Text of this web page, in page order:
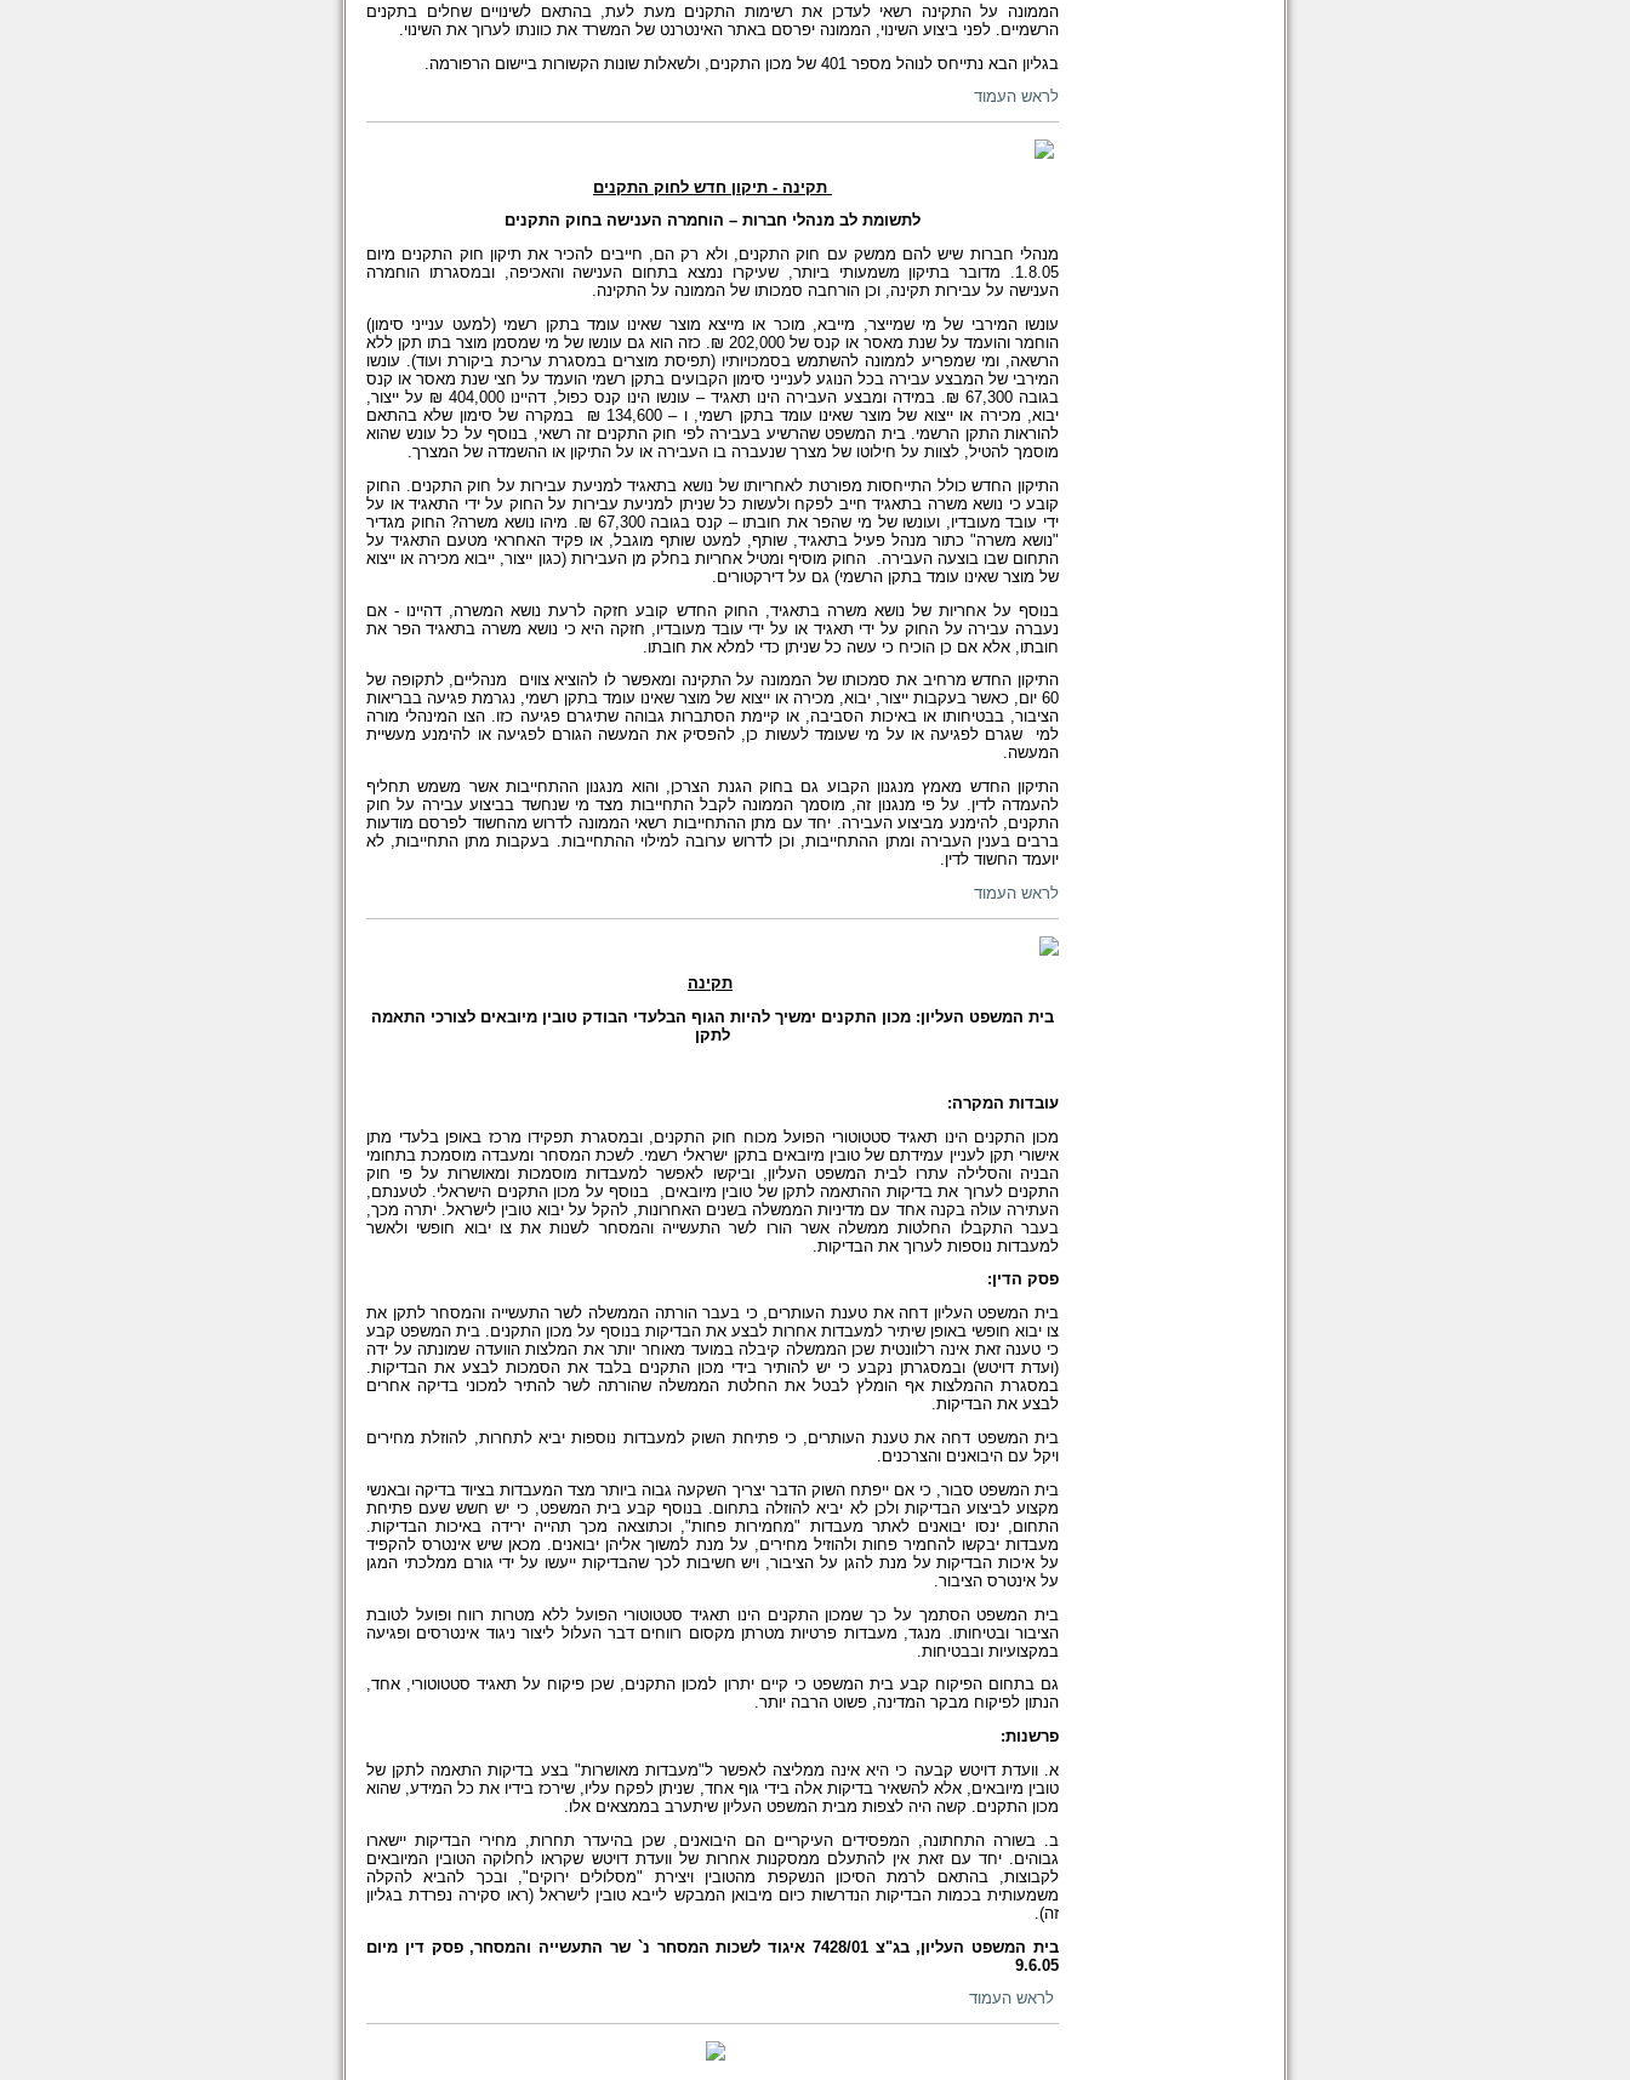
הממונה על התקינה רשאי לעדכן את רשימות התקנים מעת לעת, בהתאם לשינויים שחלים בתקנים
הרשמיים. לפני ביצוע השינוי, הממונה יפרסם באתר האינטרנט של המשרד את כוונתו לערוך את השינוי.
בגליון הבא נתייחס לנוהל מספר 401 של מכון התקנים, ולשאלות שונות הקשורות ביישום הרפורמה.
לראש העמוד
תקינה - תיקון חדש לחוק התקנים
לתשומת לב מנהלי חברות – הוחמרה הענישה בחוק התקנים
מנהלי חברות שיש להם ממשק עם חוק התקנים, ולא רק הם, חייבים להכיר את תיקון חוק התקנים מיום
1.8.05. מדובר בתיקון משמעותי ביותר, שעיקרו נמצא בתחום הענישה והאכיפה, ובמסגרתו הוחמרה
הענישה על עבירות תקינה, וכן הורחבה סמכותו של הממונה על התקינה.
עונשו המירבי של מי שמייצר, מייבא, מוכר או מייצא מוצר שאינו עומד בתקן רשמי (למעט ענייני סימון)
הוחמר והועמד על שנת מאסר או קנס של 202,000 ₪. כזה הוא גם עונשו של מי שמסמן מוצר בתו תקן ללא
הרשאה, ומי שמפריע לממונה להשתמש בסמכויותיו (תפיסת מוצרים במסגרת עריכת ביקורת ועוד). עונשו
המירבי של המבצע עבירה בכל הנוגע לענייני סימון הקבועים בתקן רשמי הועמד על חצי שנת מאסר או קנס
בגובה 67,300 ₪. במידה ומבצע העבירה הינו תאגיד – עונשו הינו קנס כפול, דהיינו 404,000 ₪ על ייצור,
יבוא, מכירה או ייצוא של מוצר שאינו עומד בתקן רשמי, ו – 134,600 ₪ במקרה של סימון שלא בהתאם
להוראות התקן הרשמי. בית המשפט שהרשיע בעבירה לפי חוק התקנים זה רשאי, בנוסף על כל עונש שהוא
מוסמך להטיל, לצוות על חילוטו של מצרך שנעברה בו העבירה או על התיקון או ההשמדה של המצרך.
התיקון החדש כולל התייחסות מפורטת לאחריותו של נושא בתאגיד למניעת עבירות על חוק התקנים. החוק
קובע כי נושא משרה בתאגיד חייב לפקח ולעשות כל שניתן למניעת עבירות על החוק על ידי התאגיד או על
ידי עובד מעובדיו, ועונשו של מי שהפר את חובתו – קנס בגובה 67,300 ₪. מיהו נושא משרה? החוק מגדיר
"נושא משרה" כתור מנהל פעיל בתאגיד, שותף, למעט שותף מוגבל, או פקיד האחראי מטעם התאגיד על
התחום שבו בוצעה העבירה. החוק מוסיף ומטיל אחריות בחלק מן העבירות (כגון ייצור, ייבוא מכירה או ייצוא
של מוצר שאינו עומד בתקן הרשמי) גם על דירקטורים.
בנוסף על אחריות של נושא משרה בתאגיד, החוק החדש קובע חזקה לרעת נושא המשרה, דהיינו - אם
נעברה עבירה על החוק על ידי תאגיד או על ידי עובד מעובדיו, חזקה היא כי נושא משרה בתאגיד הפר את
חובתו, אלא אם כן הוכיח כי עשה כל שניתן כדי למלא את חובתו.
התיקון החדש מרחיב את סמכותו של הממונה על התקינה ומאפשר לו להוציא צווים מנהליים, לתקופה של
60 יום, כאשר בעקבות ייצור, יבוא, מכירה או ייצוא של מוצר שאינו עומד בתקן רשמי, נגרמת פגיעה בבריאות
הציבור, בבטיחותו או באיכות הסביבה, או קיימת הסתברות גבוהה שתיגרם פגיעה כזו. הצו המינהלי מורה
למי שגרם לפגיעה או על מי שעומד לעשות כן, להפסיק את המעשה הגורם לפגיעה או להימנע מעשיית
המעשה.
התיקון החדש מאמץ מנגנון הקבוע גם בחוק הגנת הצרכן, והוא מנגנון ההתחייבות אשר משמש תחליף
להעמדה לדין. על פי מנגנון זה, מוסמך הממונה לקבל התחייבות מצד מי שנחשד בביצוע עבירה על חוק
התקנים, להימנע מביצוע העבירה. יחד עם מתן ההתחייבות רשאי הממונה לדרוש מהחשוד לפרסם מודעות
ברבים בענין העבירה ומתן ההתחייבות, וכן לדרוש ערובה למילוי ההתחייבות. בעקבות מתן התחייבות, לא
יועמד החשוד לדין.
לראש העמוד
תקינה
בית המשפט העליון: מכון התקנים ימשיך להיות הגוף הבלעדי הבודק טובין מיובאים לצורכי התאמה
לתקן
עובדות המקרה:
מכון התקנים הינו תאגיד סטטוטורי הפועל מכוח חוק התקנים, ובמסגרת תפקידו מרכז באופן בלעדי מתן
אישורי תקן לעניין עמידתם של טובין מיובאים בתקן ישראלי רשמי. לשכת המסחר ומעבדה מוסמכת בתחומי
הבניה והסלילה עתרו לבית המשפט העליון, וביקשו לאפשר למעבדות מוסמכות ומאושרות על פי חוק
התקנים לערוך את בדיקות ההתאמה לתקן של טובין מיובאים, בנוסף על מכון התקנים הישראלי. לטענתם,
העתירה עולה בקנה אחד עם מדיניות הממשלה בשנים האחרונות, להקל על יבוא טובין לישראל. יתרה מכך,
בעבר התקבלו החלטות ממשלה אשר הורו לשר התעשייה והמסחר לשנות את צו יבוא חופשי ולאשר
למעבדות נוספות לערוך את הבדיקות.
פסק הדין:
בית המשפט העליון דחה את טענת העותרים, כי בעבר הורתה הממשלה לשר התעשייה והמסחר לתקן את
צו יבוא חופשי באופן שיתיר למעבדות אחרות לבצע את הבדיקות בנוסף על מכון התקנים. בית המשפט קבע
כי טענה זאת אינה רלוונטית שכן הממשלה קיבלה במועד מאוחר יותר את המלצות הוועדה שמונתה על ידה
(ועדת דויטש) ובמסגרתן נקבע כי יש להותיר בידי מכון התקנים בלבד את הסמכות לבצע את הבדיקות.
במסגרת ההמלצות אף הומלץ לבטל את החלטת הממשלה שהורתה לשר להתיר למכוני בדיקה אחרים
לבצע את הבדיקות.
בית המשפט דחה את טענת העותרים, כי פתיחת השוק למעבדות נוספות יביא לתחרות, להוזלת מחירים
ויקל עם היבואנים והצרכנים.
בית המשפט סבור, כי אם ייפתח השוק הדבר יצריך השקעה גבוה ביותר מצד המעבדות בציוד בדיקה ובאנשי
מקצוע לביצוע הבדיקות ולכן לא יביא להוזלה בתחום. בנוסף קבע בית המשפט, כי יש חשש שעם פתיחת
התחום, ינסו יבואנים לאתר מעבדות "מחמירות פחות", וכתוצאה מכך תהייה ירידה באיכות הבדיקות.
מעבדות יבקשו להחמיר פחות ולהוזיל מחירים, על מנת למשוך אליהן יבואנים. מכאן שיש אינטרס להקפיד
על איכות הבדיקות על מנת להגן על הציבור, ויש חשיבות לכך שהבדיקות ייעשו על ידי גורם ממלכתי המגן
על אינטרס הציבור.
בית המשפט הסתמך על כך שמכון התקנים הינו תאגיד סטטוטורי הפועל ללא מטרות רווח ופועל לטובת
הציבור ובטיחותו. מנגד, מעבדות פרטיות מטרתן מקסום רווחים דבר העלול ליצור ניגוד אינטרסים ופגיעה
במקצועיות ובבטיחות.
גם בתחום הפיקוח קבע בית המשפט כי קיים יתרון למכון התקנים, שכן פיקוח על תאגיד סטטוטורי, אחד,
הנתון לפיקוח מבקר המדינה, פשוט הרבה יותר.
פרשנות:
א. וועדת דויטש קבעה כי היא אינה ממליצה לאפשר ל"מעבדות מאושרות" בצע בדיקות התאמה לתקן של
טובין מיובאים, אלא להשאיר בדיקות אלה בידי גוף אחד, שניתן לפקח עליו, שירכז בידיו את כל המידע, שהוא
מכון התקנים. קשה היה לצפות מבית המשפט העליון שיתערב בממצאים אלו.
ב. בשורה התחתונה, המפסידים העיקריים הם היבואנים, שכן בהיעדר תחרות, מחירי הבדיקות יישארו
גבוהים. יחד עם זאת אין להתעלם ממסקנות אחרות של וועדת דויטש שקראו לחלוקה הטובין המיובאים
לקבוצות, בהתאם לרמת הסיכון הנשקפת מהטובין ויצירת "מסלולים ירוקים", ובכך להביא להקלה
משמעותית בכמות הבדיקות הנדרשות כיום מיבואן המבקש לייבא טובין לישראל (ראו סקירה נפרדת בגליון
זה).
בית המשפט העליון, בג"צ 7428/01 איגוד לשכות המסחר נ` שר התעשייה והמסחר, פסק דין מיום
9.6.05
לראש העמוד